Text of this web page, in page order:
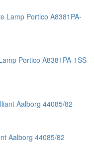
Portico A8381PA-1SS
Aalborg 44085/82